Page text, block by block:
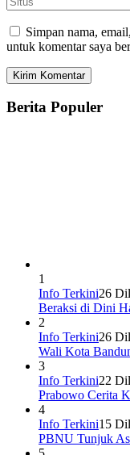
Simpan nama,
untuk komentar saya
Berita Populer
1
Info Terkini26
Beraksi di Dini
2
Info Terkini26
Wali Kota
3
Info Terkini22
Prabowo Cerita
4
Info Terkini15
PBNU Tunjuk